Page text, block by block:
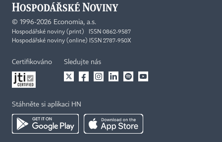
© 1996-2026 Economia, a.s.
Hospodářské noviny (print) ISSN 0862-9587
Hospodářské noviny (online) ISSN 2787-950X
Certifikováno Sledujte nás
Stáhněte si aplikaci HN